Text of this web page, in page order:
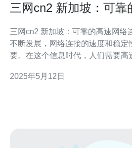
三网cn2 新加坡：可靠
三网cn2 新加坡：可靠的高速网络连接 随着互
不断发展，网络连接的速度和稳定
要。在这个信息时代，人们需要高
可靠的高速网络连接方案，为用户
2025年5月12日